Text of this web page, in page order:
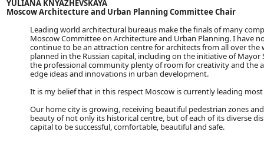
YULIANA KNYAZHEVSKAYA
Moscow Architecture and Urban Planning Committee Chair
Leading world architectural bureaus make the finals of many
Moscow Committee on Architecture and Urban Planning. I have
continue to be an attraction centre for architects from all over the
planned in the Russian capital, including on the initiative of Mayor
the professional community plenty of room for creativity and the
edge ideas and innovations in urban development.
It is my belief that in this respect Moscow is currently leading
Our home city is growing, receiving beautiful pedestrian zones
beauty of not only its historical centre, but of each of its diverse
capital to be successful, comfortable, beautiful and safe.